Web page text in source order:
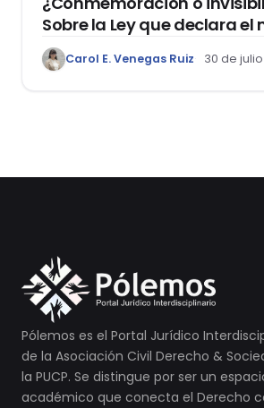
Sobre la Ley que declara el
como el “Mes de la Vida y la
Carol E. Venegas Ruiz 30 de
Pólemos es el Portal Jurídico
de la Asociación Civil Derecho &
la PUCP. Se distingue por ser un
académico que conecta el Derecho